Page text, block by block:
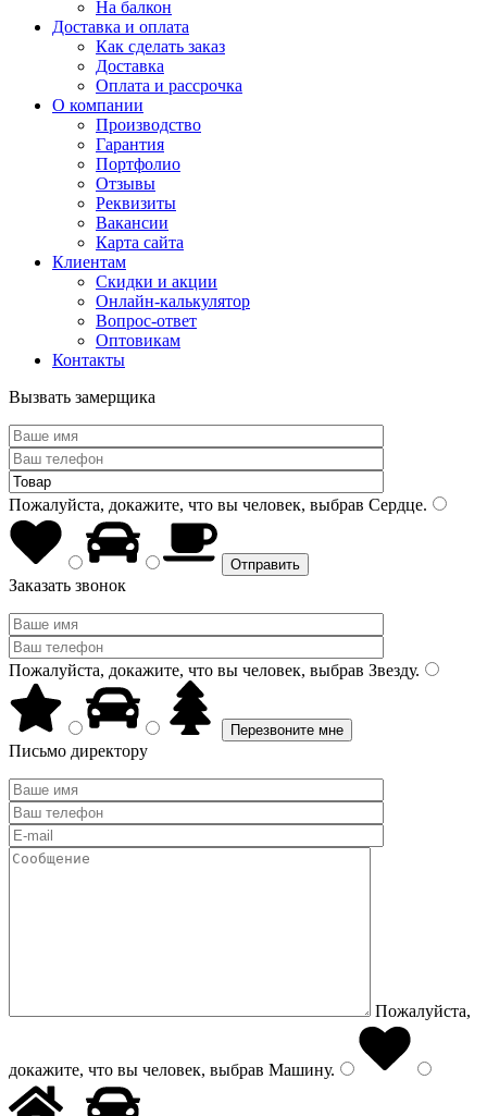
На балкон
Доставка и оплата
Как сделать заказ
Доставка
Оплата и рассрочка
О компании
Производство
Гарантия
Портфолио
Отзывы
Реквизиты
Вакансии
Карта сайта
Клиентам
Скидки и акции
Онлайн-калькулятор
Вопрос-ответ
Оптовикам
Контакты
Вызвать замерщика
Пожалуйста, докажите, что вы человек, выбрав Сердце.
Заказать звонок
Пожалуйста, докажите, что вы человек, выбрав Звезду.
Письмо директору
Пожалуйста,
докажите, что вы человек, выбрав Машину.